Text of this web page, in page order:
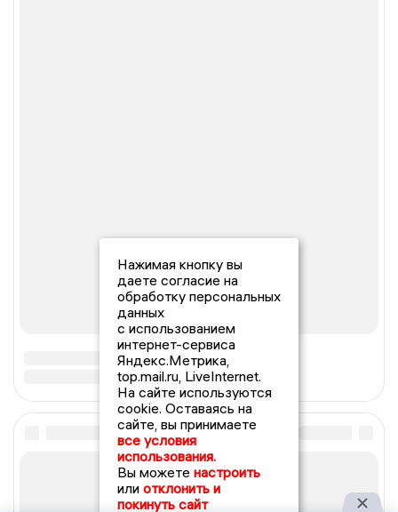
Нажимая кнопку вы
даете согласие на
обработку персональных
данных
с использованием
интернет-сервиса
Яндекс.Метрика,
top.mail.ru, LiveInternet.
На сайте используются
cookie. Оставаясь на
сайте, вы принимаете
все условия
использования.
Вы можете настроить
или отклонить и
покинуть сайт